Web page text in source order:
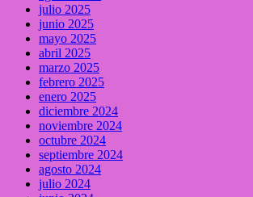
julio 2025
junio 2025
mayo 2025
abril 2025
marzo 2025
febrero 2025
enero 2025
diciembre 2024
noviembre 2024
octubre 2024
septiembre 2024
agosto 2024
julio 2024